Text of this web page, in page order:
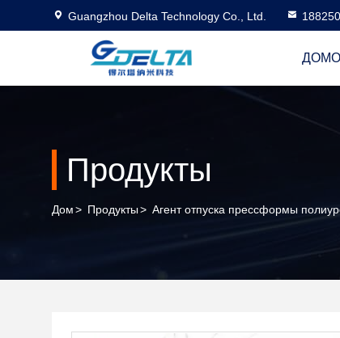
Guangzhou Delta Technology Co., Ltd.
Продукты
Дом> Продукты> Агент отпуска прессформы